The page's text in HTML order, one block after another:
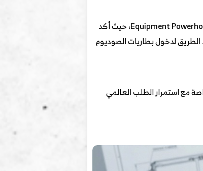
وجاء الإعلان على لسان وو كاي، كبير العلماء في CATL وعضو الأكاديمية الصينية للهندسة، خلال منتدى Equipment Powerhouse Forum 2026، حيث أكد
الطريق لدخول بطاريات الصوديوم
مع استمرار الطلب العالمي